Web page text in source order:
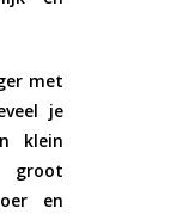
met
je
klein
en